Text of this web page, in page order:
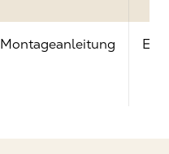
Montageanleitung